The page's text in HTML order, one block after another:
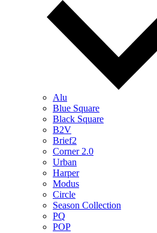
Alu
Blue Square
Black Square
B2V
Brief2
Corner 2.0
Urban
Harper
Modus
Circle
Season Collection
PQ
POP